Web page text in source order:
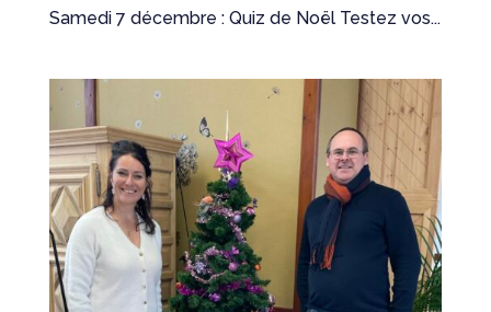
Samedi 7 décembre : Quiz de Noël Testez vos...